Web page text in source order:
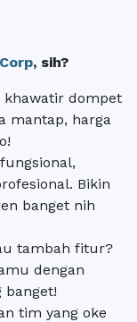
, sih?
khawatir dompet
mantap, harga
Bikin
banget nih
tambah fitur?
dengan
banget!
tim yang oke